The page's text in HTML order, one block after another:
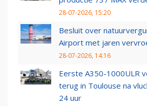
28-07-2026, 15:20
Besluit over
Airport met jaren
28-07-2026, 14:16
Eerste A350-1000ULR
terug in Toulouse na
24 uur